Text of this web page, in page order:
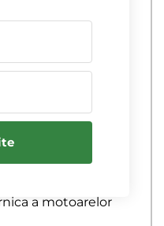
a motorului
a sistemelor
a sistemului
auto
a motoarelor